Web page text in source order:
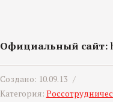
Официальный сайт:
Создано: 10.09.13 /
Категория: